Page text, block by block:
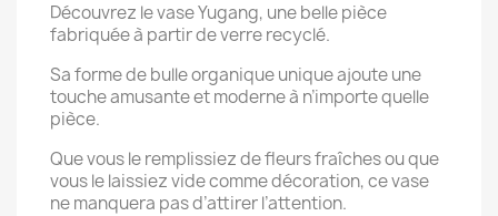
Découvrez le vase Yugang, une belle pièce
fabriquée à partir de verre recyclé.
Sa forme de bulle organique unique ajoute une
touche amusante et moderne à n’importe quelle
pièce.
Que vous le remplissiez de fleurs fraîches ou que
vous le laissiez vide comme décoration, ce vase
ne manquera pas d’attirer l’attention.